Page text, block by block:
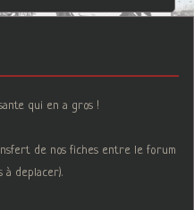
qui en a gros !
de nos fiches entre le forum
deplacer).